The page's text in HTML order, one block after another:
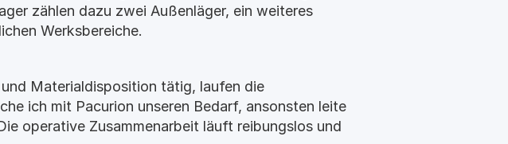
zählen dazu zwei Außenläger, ein weiteres
Werksbereiche.
Materialdisposition tätig, laufen die
ich mit Pacurion unseren Bedarf, ansonsten leite
operative Zusammenarbeit läuft reibungslos und